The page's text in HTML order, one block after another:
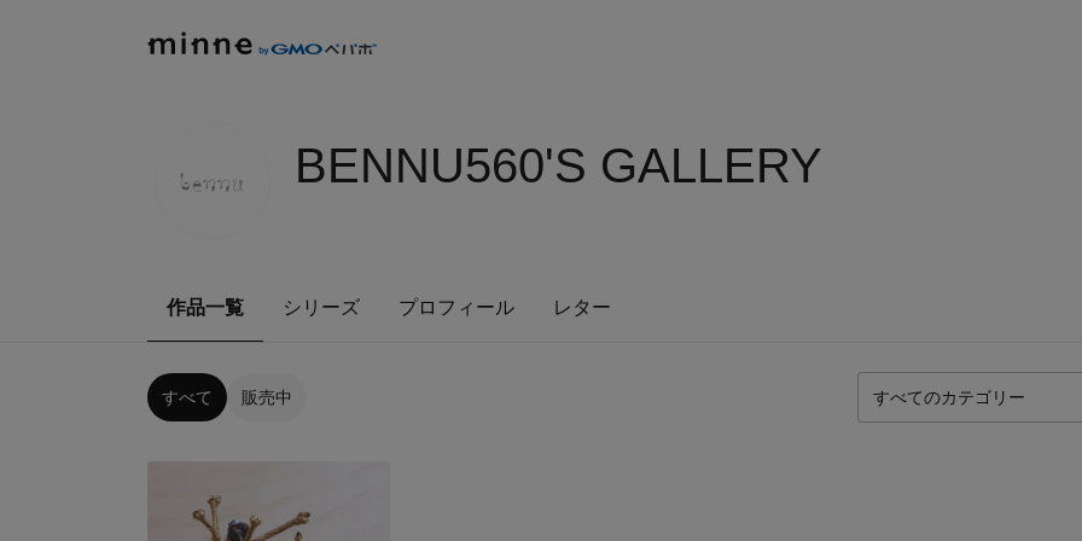
BENNU560'S GALLERY
作品一覧 シリーズ プロフィール レター
すべて 販売中